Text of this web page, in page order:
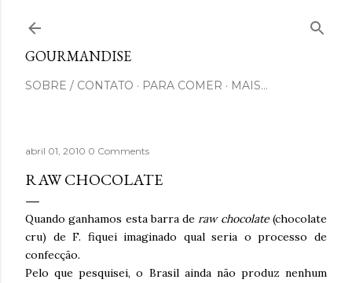
GOURMANDISE
SOBRE / CONTATO PARA COMER MAIS…
abril 01, 2010 0 Comments
RAW CHOCOLATE
Quando ganhamos esta barra deraw chocolate(chocolate
cru) de F. fiquei imaginado qual seria o processo de
confecção.
Pelo que pesquisei, o Brasil ainda não produz nenhum